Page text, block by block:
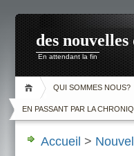
des
En attendant la fin
QUI SOMMES NOUS?
EN PASSANT PAR LA
Accueil >